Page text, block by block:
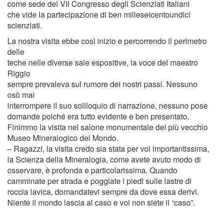
come sede del VII Congresso degli Scienziati Italiani
che vide la partecipazione di ben milleseicentoundici
scienziati.
La nostra visita ebbe così inizio e percorrendo il perimetro
delle
teche nelle diverse sale espositive, la voce del maestro
Riggio
sempre prevaleva sul rumore dei nostri passi. Nessuno
osò mai
interrompere il suo soliloquio di narrazione, nessuno pose
domande poiché era tutto evidente e ben presentato.
Finimmo la visita nel salone monumentale del più vecchio
Museo Mineralogico del Mondo.
– Ragazzi, la visita credo sia stata per voi importantissima,
la Scienza della Mineralogia, come avete avuto modo di
osservare, è profonda e particolarissima. Quando
camminate per strada e poggiate i piedi sulle lastre di
roccia lavica, domandatevi sempre da dove essa derivi.
Niente il mondo lascia al caso e voi non siete il “caso”.